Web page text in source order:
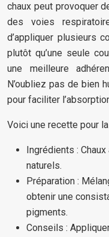
chaux peut provoquer
des voies
d’appliquer plusieurs
plutôt qu’une seule
une meilleure
N’oubliez pas de bien
pour faciliter
Voici une recette pour
Ingrédients :
naturels.
Préparation :
obtenir une
pigments.
Conseils :